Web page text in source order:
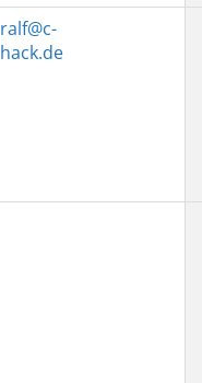
ralf@c-
hack.de